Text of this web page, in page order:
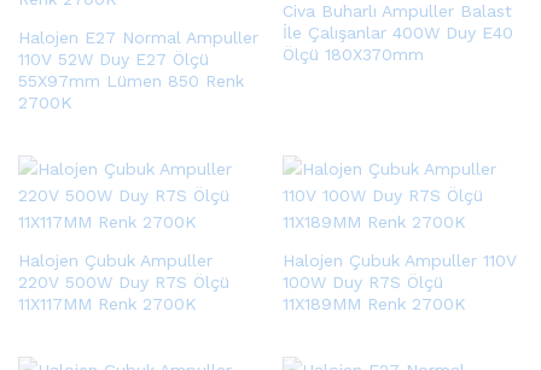
Halojen E27 Normal Ampuller
110V 52W Duy E27 Ölçü
55X97mm Lümen 850 Renk
2700K
Civa Buharlı Ampuller Balast
İle Çalışanlar 400W Duy E40
Ölçü 180X370mm
Halojen Çubuk Ampuller
220V 500W Duy R7S Ölçü
11X117MM Renk 2700K
Halojen Çubuk Ampuller 110V
100W Duy R7S Ölçü
11X189MM Renk 2700K